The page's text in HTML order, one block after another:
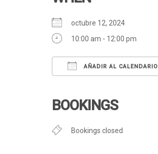
octubre 12, 2024
10:00 am - 12:00 pm
AÑADIR AL CALENDARIO
BOOKINGS
Bookings closed